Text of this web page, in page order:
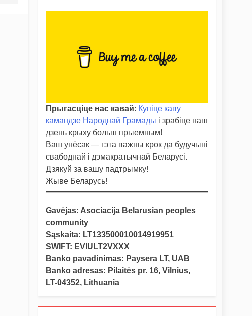
Прыгасціце нас кавай: Купіце каву
камандзе Народнай Грамады і зрабіце наш
дзень крыху больш прыемным!
Ваш унёсак — гэта важны крок да будучыні
свабоднай і дэмакратычнай Беларусі.
Дзякуй за вашу падтрымку!
Жыве Беларусь!
Gavėjas: Asociacija Belarusian peoples
community
Sąskaita: LT133500010014919951
SWIFT: EVIULT2VXXX
Banko pavadinimas: Paysera LT, UAB
Banko adresas: Pilaitės pr. 16, Vilnius,
LT-04352, Lithuania